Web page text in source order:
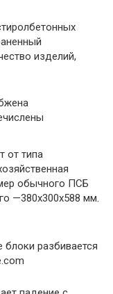
изделий,
от типа
обычного ПСБ
—380х300х588 мм.
разбивается